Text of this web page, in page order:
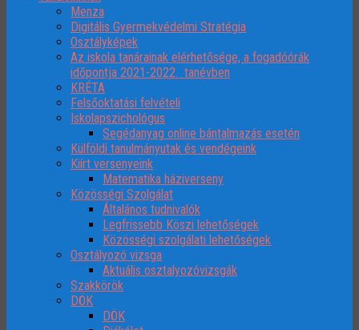
Menza
Digitális Gyermekvédelmi Stratégia
Osztályképek
Az iskola tanárainak elérhetősége, a fogadóórák
időpontja 2021-2022. tanévben
KRÉTA
Felsőoktatási felvételi
Iskolapszichológus
Segédanyag online bántalmazás esetén
Külföldi tanulmányutak és vendégeink
Kiírt versenyeink
Matematika háziverseny
Közösségi Szolgálat
Általános tudnivalók
Legfrissebb Köszi lehetőségek
Közösségi szolgálati lehetőségek
Osztályozó vizsga
Aktuális osztalyozóvizsgák
Szakkörök
DÖK
DÖK